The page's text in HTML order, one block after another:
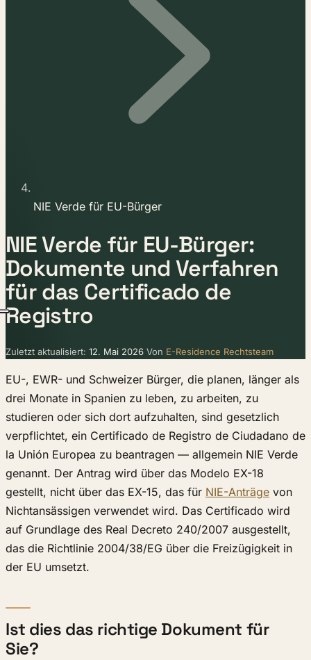
NIE Verde für EU-Bürger
NIE Verde für EU-Bürger:
Dokumente und Verfahren
für das Certificado de
Registro
Zuletzt aktualisiert: 12. Mai 2026 Von E-Residence Rechtsteam
EU-, EWR- und Schweizer Bürger, die planen, länger als
drei Monate in Spanien zu leben, zu arbeiten, zu
studieren oder sich dort aufzuhalten, sind gesetzlich
verpflichtet, ein Certificado de Registro de Ciudadano de
la Unión Europea zu beantragen — allgemein NIE Verde
genannt. Der Antrag wird über das Modelo EX-18
gestellt, nicht über das EX-15, das für NIE-Anträge von
Nichtansässigen verwendet wird. Das Certificado wird
auf Grundlage des Real Decreto 240/2007 ausgestellt,
das die Richtlinie 2004/38/EG über die Freizügigkeit in
der EU umsetzt.
Ist dies das richtige Dokument für
Sie?